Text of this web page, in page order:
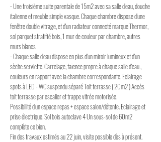
- Une troisième suite parentale de 15m2 avec sa salle d'eau, douche
italienne et meuble simple vasque. Chaque chambre dispose d'une
fenêtre double vitrage, et d'un radiateur connecté marque Thermor,
sol parquet stratifié bois, 1 mur de couleur par chambre, autres
murs blancs
- Chaque salle d'eau dispose en plus d'un miroir lumineux et d'un
sèche serviette. Carrelage, faïence propre à chaque salle d'eau ,
couleurs en rapport avec la chambre correspondante. Eclairage
spots à LED - WC suspendu séparé Toit terrasse ( 20m2 ) Accès
toit terrasse par escalier et trappe vitrée motorisée.
Possibilité d'un espace repas + espace salon/détente. Eclairage et
prise électrique. Sol bois autoclave 4 Un sous-sol de 60m2
complète ce bien.
Fin des travaux estimés au 22 juin, visite possible dès à présent.